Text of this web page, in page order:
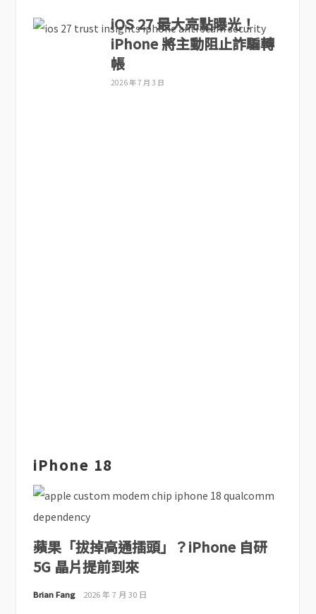
iOS 27 最大亮點曝光！
iPhone 將主動阻止詐騙轉
帳
2026 年 7 月 3 日
iPhone 18
蘋果「拔掉高通插頭」？iPhone 自研
5G 晶片提前到來
Brian Fang 2026 年 7 月 30 日